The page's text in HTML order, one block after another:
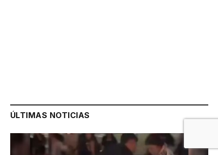
ÚLTIMAS NOTICIAS